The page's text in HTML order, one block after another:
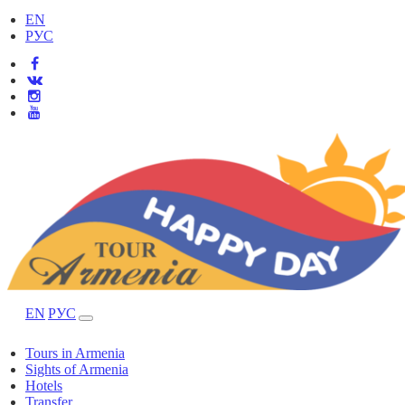
EN
РУС
EN РУС
Tours in Armenia
Sights of Armenia
Hotels
Transfer